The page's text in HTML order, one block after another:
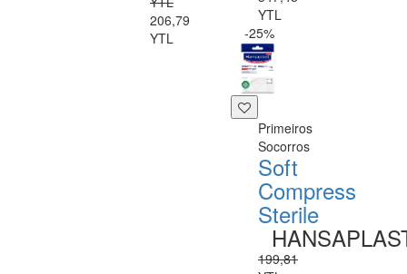
206,79
YTL
YTL
-25%
Primeiros
Socorros
Soft
Compress
Sterile
199,81